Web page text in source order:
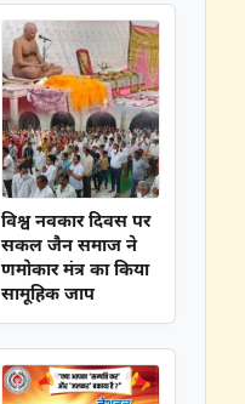
विश्व नवकार दिवस पर
सकल जैन समाज ने
णमोकार मंत्र का किया
सामूहिक जाप